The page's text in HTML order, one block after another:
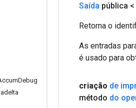
Debug
Saída pública <
Retorna o
As entradas
é usado para
criação de
método do